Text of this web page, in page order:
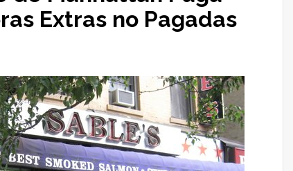
Extras no Pagadas